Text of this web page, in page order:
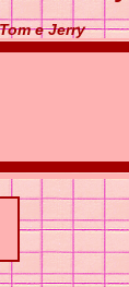
e Jerry